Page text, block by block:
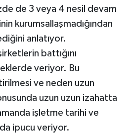
de 3 veya 4 nesil devam
kurumsallaşmadığından
anlatıyor.
battığını
veriyor. Bu
ve neden uzun
uzun uzun izahatta
işletme tarihi ve
ipucu veriyor.